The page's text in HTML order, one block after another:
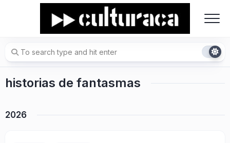
historias de fantasmas
2026